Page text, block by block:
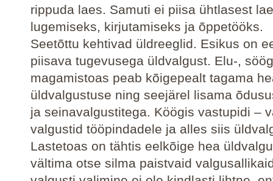
rippuda laes. Samuti ei piisa ühtlasest
lugemiseks, kirjutamiseks ja õppetööks.
Seetõttu kehtivad üldreeglid. Esikus on
piisava tugevusega üldvalgust. Elu-,
magamistoas peab kõigepealt tagama
üldvalgustuse ning seejärel lisama
ja seinavalgustitega. Köögis vastupidi –
valgustid tööpindadele ja alles siis
Lastetoas on tähtis eelkõige hea
vältima otse silma paistvaid